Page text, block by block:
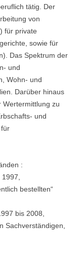
tätig. Der
von
für private
sowie für
Das Spektrum der
und
Wohn- und
Darüber hinaus
Wertermittlung zu
und
:
bestellten“
bis 2008,
Sachverständigen,